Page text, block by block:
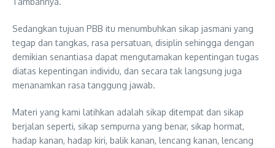
Sedangkan tujuan PBB itu menumbuhkan sikap jasmani yang
tegap dan tangkas, rasa persatuan, disiplin sehingga dengan
demikian senantiasa dapat mengutamakan kepentingan tugas
diatas kepentingan individu, dan secara tak langsung juga
menanamkan rasa tanggung jawab.
Materi yang kami latihkan adalah sikap ditempat dan sikap
berjalan seperti, sikap sempurna yang benar, sikap hormat,
hadap kanan, hadap kiri, balik kanan, lencang kanan, lencang